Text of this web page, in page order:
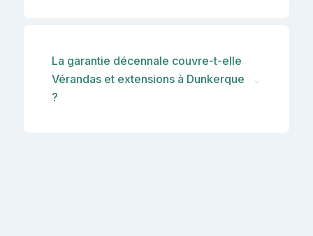
La garantie décennale couvre-t-elle
Vérandas et extensions à Dunkerque
?
⌄